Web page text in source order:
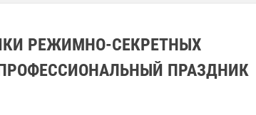
РЕЖИМНО-СЕКРЕТНЫХ
ПРАЗДНИК